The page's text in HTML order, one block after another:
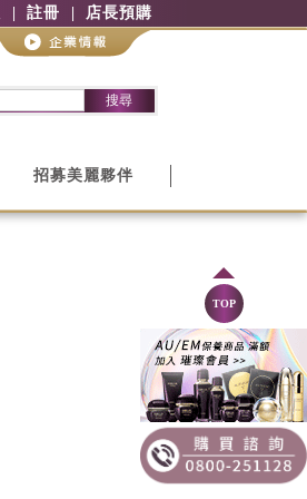
店長預購
註冊
搜尋
招募美麗夥伴
TOP